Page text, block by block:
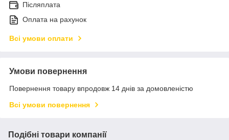
Післяплата
Оплата на рахунок
Всі умови оплати
Умови повернення
Повернення товару впродовж 14 днів за домовленістю
Всі умови повернення
Подібні товари компанії